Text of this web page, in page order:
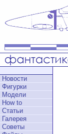
Новости
Фигурки
Модели
How to
Статьи
Галерея
Советы